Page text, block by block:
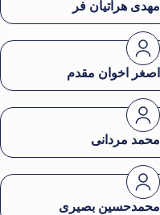
مهدی هراتیان فر
اصغر اخوان مقدم
محمد مردانی
محمدحسین بصیری